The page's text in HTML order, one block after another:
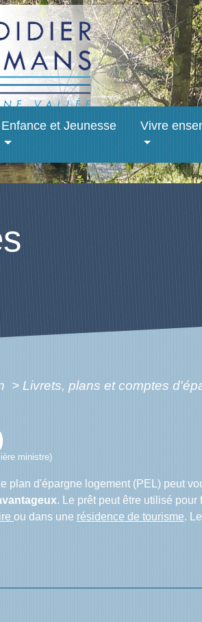
Enfance et Jeunesse Vivre
> Livrets, plans et comptes
ministre)
plan d'épargne logement (PEL) peut
. Le prêt peut être utilisé
ou dans une résidence de tourisme.